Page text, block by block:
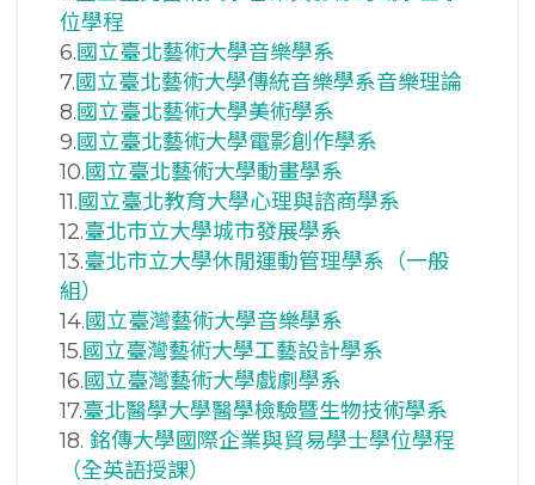
位學程
6.國立臺北藝術大學音樂學系
7.國立臺北藝術大學傳統音樂學系音樂理論
8.國立臺北藝術大學美術學系
9.國立臺北藝術大學電影創作學系
10.國立臺北藝術大學動畫學系
11.國立臺北教育大學心理與諮商學系
12.臺北市立大學城市發展學系
13.臺北市立大學休閒運動管理學系（一般
組）
14.國立臺灣藝術大學音樂學系
15.國立臺灣藝術大學工藝設計學系
16.國立臺灣藝術大學戲劇學系
17.臺北醫學大學醫學檢驗暨生物技術學系
18. 銘傳大學國際企業與貿易學士學位學程
（全英語授課）